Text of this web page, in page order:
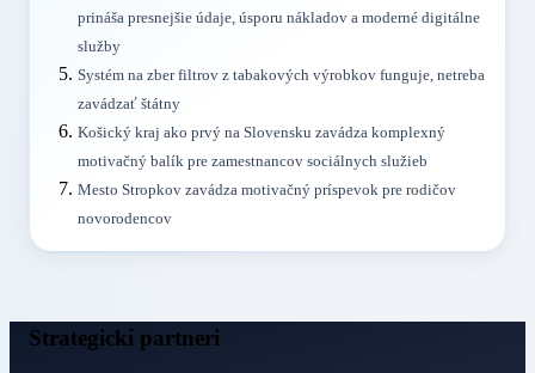
prináša presnejšie údaje, úsporu nákladov a moderné digitálne
služby
Systém na zber filtrov z tabakových výrobkov funguje, netreba
zavádzať štátny
Košický kraj ako prvý na Slovensku zavádza komplexný
motivačný balík pre zamestnancov sociálnych služieb
Mesto Stropkov zavádza motivačný príspevok pre rodičov
novorodencov
Strategickí partneri